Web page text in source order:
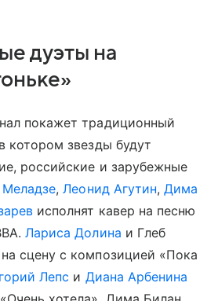
дуэты на
покажет традиционный
котором звезды будут
российские и зарубежные
,Леонид Агутин,Дима
исполнят кавер на песню
Лариса Долина и Глеб
сцену с композицией «Пока
Лепс и Диана Арбенина